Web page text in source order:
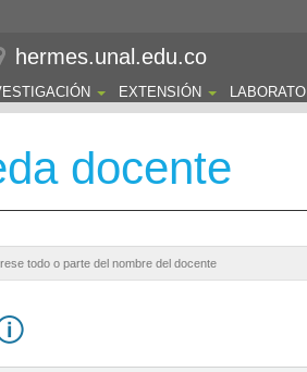
hermes.unal.edu.co
EXTENSIÓN
docente